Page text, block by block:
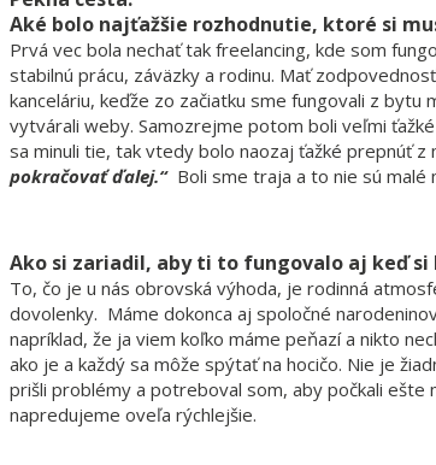
Aké bolo najťažšie rozhodnutie, ktoré si
Prvá vec bola nechať tak freelancing, kde som
stabilnú prácu, záväzky a rodinu. Mať
kanceláriu, keďže zo začiatku sme fungovali z
vytvárali weby. Samozrejme potom boli veľmi
sa minuli tie, tak vtedy bolo naozaj ťažké prepnúť z
pokračovať ďalej.“Boli sme traja a to nie sú malé
Ako si zariadil, aby ti to fungovalo aj keď
To, čo je u nás obrovská výhoda, je rodinná
dovolenky. Máme dokonca aj spoločné
napríklad, že ja viem koľko máme peňazí a nikto
ako je a každý sa môže spýtať na hocičo. Nie je
prišli problémy a potreboval som, aby počkali ešte
napredujeme oveľa rýchlejšie.